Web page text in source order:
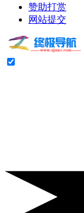
赞助打赏
网站提交